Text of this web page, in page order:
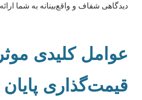
دیدگاهی شفاف و واقع‌بینانه به شما
عوامل کلیدی
قیمت‌گذاری پایان